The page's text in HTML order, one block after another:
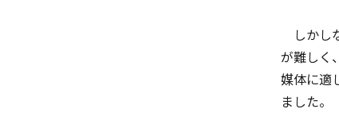
しかし
が難しく
媒体に適
ました。